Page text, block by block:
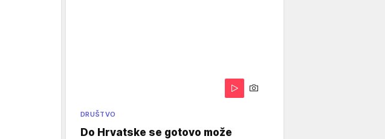
DRUŠTVO
Do Hrvatske se gotovo može